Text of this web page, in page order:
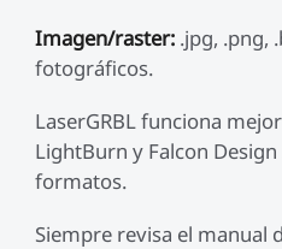
Imagen/raster:.jpg, .png,
fotográficos.
LaserGRBL funciona
LightBurn y Falcon
formatos.
Siempre revisa el manual